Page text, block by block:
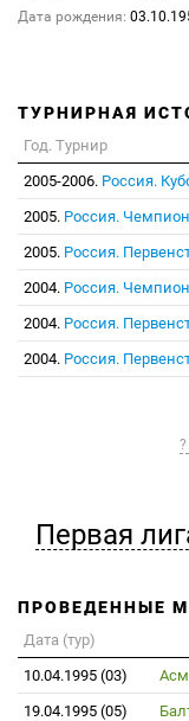
Дата рождения:
ТУРНИРНАЯ
Год. Турнир
2005-2006. Россия.
2005. Россия.
2005. Россия.
2004. Россия.
2004. Россия.
2004. Россия.
Первая
ПРОВЕДЕННЫЕ
Дата (тур)
10.04.1995 (03)
19.04.1995 (05)